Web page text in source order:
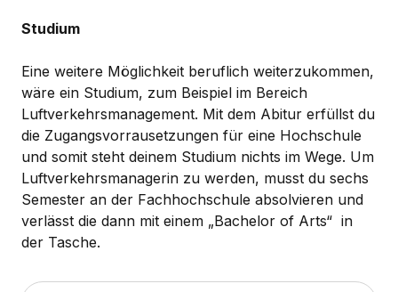
Studium
Eine weitere Möglichkeit beruflich weiterzukommen,
wäre ein Studium, zum Beispiel im Bereich
Luftverkehrsmanagement. Mit dem Abitur erfüllst du
die Zugangsvorrausetzungen für eine Hochschule
und somit steht deinem Studium nichts im Wege. Um
Luftverkehrsmanagerin zu werden, musst du sechs
Semester an der Fachhochschule absolvieren und
verlässt die dann mit einem „Bachelor of Arts“ in
der Tasche.